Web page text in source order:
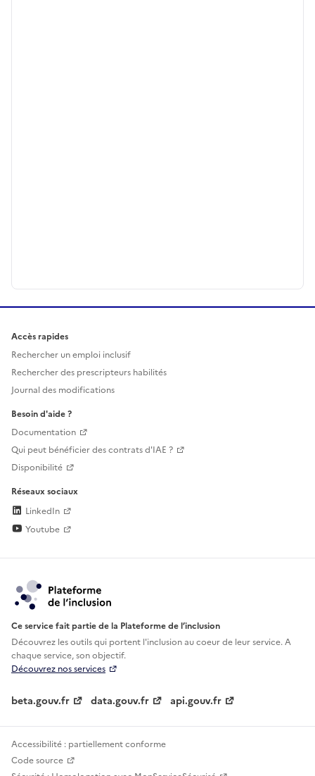
Accès rapides
Rechercher un emploi inclusif
Rechercher des prescripteurs habilités
Journal des modifications
Besoin d'aide ?
Documentation
Qui peut bénéficier des contrats d'IAE ?
Disponibilité
Réseaux sociaux
LinkedIn
Youtube
Ce service fait partie de la Plateforme de l’inclusion
Découvrez les outils qui portent l'inclusion aucoeur de leur service. A
chaque service, son objectif.
Découvrez nos services
beta.gouv.fr data.gouv.fr api.gouv.fr
Accessibilité : partiellement conforme
Code source